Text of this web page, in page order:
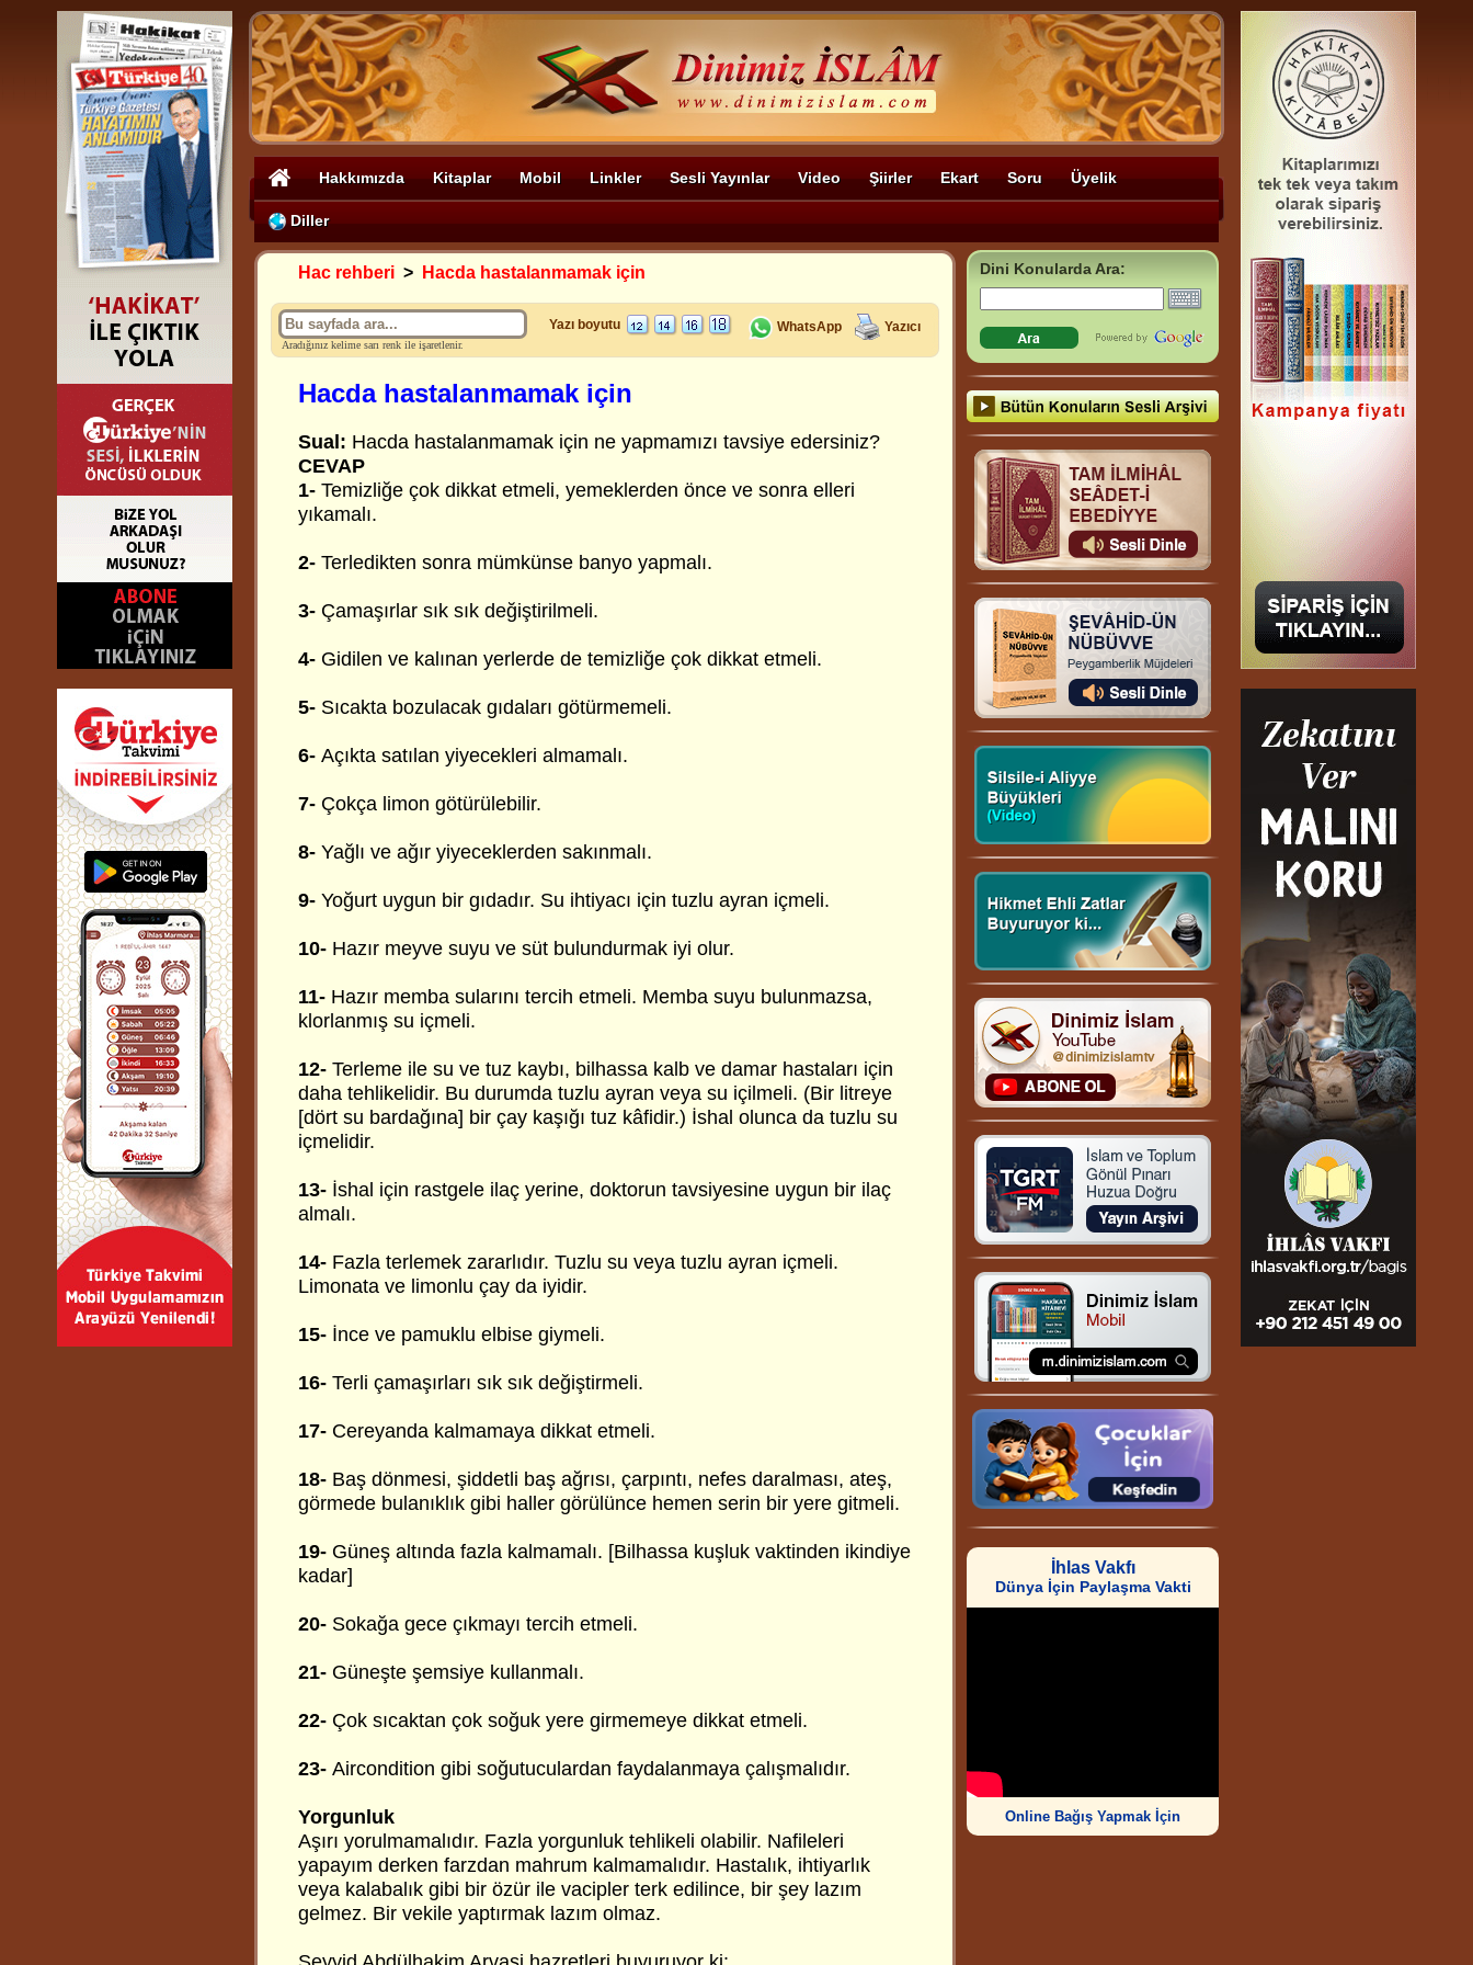
Hakkımızda Kitaplar Mobil Linkler Sesli Yayınlar Video Şiirler Ekart Soru Üyelik
Diller
Hac rehberi > Hacda hastalanmamak için
Aradığınız kelime sarı renk ile işaretlenir.
Yazı boyutu WhatsApp Yazıcı
Hacda hastalanmamak için
Sual: Hacda hastalanmamak için ne yapmamızı tavsiye edersiniz?
CEVAP
1- Temizliğe çok dikkat etmeli, yemeklerden önce ve sonra elleri
yıkamalı.
2- Terledikten sonra mümkünse banyo yapmalı.
3- Çamaşırlar sık sık değiştirilmeli.
4- Gidilen ve kalınan yerlerde de temizliğe çok dikkat etmeli.
5- Sıcakta bozulacak gıdaları götürmemeli.
6- Açıkta satılan yiyecekleri almamalı.
7- Çokça limon götürülebilir.
8- Yağlı ve ağır yiyeceklerden sakınmalı.
9- Yoğurt uygun bir gıdadır. Su ihtiyacı için tuzlu ayran içmeli.
10- Hazır meyve suyu ve süt bulundurmak iyi olur.
11- Hazır memba sularını tercih etmeli. Memba suyu bulunmazsa,
klorlanmış su içmeli.
12- Terleme ile su ve tuz kaybı, bilhassa kalb ve damar hastaları için
daha tehlikelidir. Bu durumda tuzlu ayran veya su içilmeli. (Bir litreye
[dört su bardağına] bir çay kaşığı tuz kâfidir.) İshal olunca da tuzlu su
içmelidir.
13- İshal için rastgele ilaç yerine, doktorun tavsiyesine uygun bir ilaç
almalı.
14- Fazla terlemek zararlıdır. Tuzlu su veya tuzlu ayran içmeli.
Limonata ve limonlu çay da iyidir.
15- İnce ve pamuklu elbise giymeli.
16- Terli çamaşırları sık sık değiştirmeli.
17- Cereyanda kalmamaya dikkat etmeli.
18- Baş dönmesi, şiddetli baş ağrısı, çarpıntı, nefes daralması, ateş,
görmede bulanıklık gibi haller görülünce hemen serin bir yere gitmeli.
19- Güneş altında fazla kalmamalı. [Bilhassa kuşluk vaktinden ikindiye
kadar]
20- Sokağa gece çıkmayı tercih etmeli.
21- Güneşte şemsiye kullanmalı.
22- Çok sıcaktan çok soğuk yere girmemeye dikkat etmeli.
23- Aircondition gibi soğutuculardan faydalanmaya çalışmalıdır.
Yorgunluk
Aşırı yorulmamalıdır. Fazla yorgunluk tehlikeli olabilir. Nafileleri
yapayım derken farzdan mahrum kalmamalıdır. Hastalık, ihtiyarlık
veya kalabalık gibi bir özür ile vacipler terk edilince, bir şey lazım
gelmez. Bir vekile yaptırmak lazım olmaz.
Dini Konularda Ara:
İhlas Vakfı
Dünya İçin Paylaşma Vakti
Online Bağış Yapmak İçin